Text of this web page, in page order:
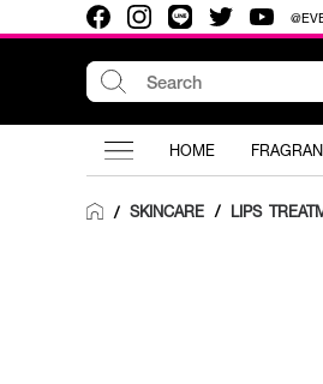
HOME
/ SKINCARE / LIPS